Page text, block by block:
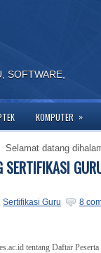
SOFTWARE,
KOMPUTER »
datang dihalaman
SERTIFIKASI
, Sertifikasi Guru
8
tentang Daftar